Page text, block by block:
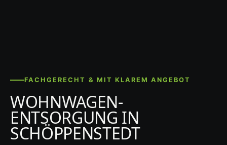
FACHGERECHT & MIT KLAREM ANGEBOT
WOHNWAGEN-
ENTSORGUNG IN
SCHÖPPENSTEDT